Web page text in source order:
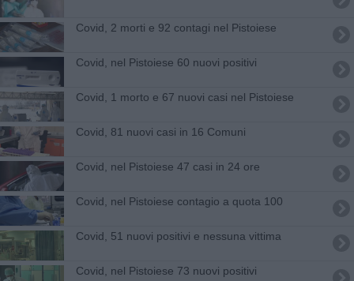
Covid, 2 morti e 92 contagi nel Pistoiese
Covid, nel Pistoiese 60 nuovi positivi
Covid, 1 morto e 67 nuovi casi nel Pistoiese
Covid, 81 nuovi casi in 16 Comuni
Covid, nel Pistoiese 47 casi in 24 ore
Covid, nel Pistoiese contagio a quota 100
Covid, 51 nuovi positivi e nessuna vittima
Covid, nel Pistoiese 73 nuovi positivi